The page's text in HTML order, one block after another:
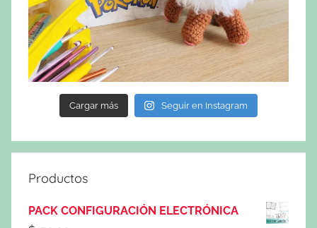
Cargar más Seguir en Instagram
Productos
PACK CONFIGURACIÓN ELECTRÓNICA